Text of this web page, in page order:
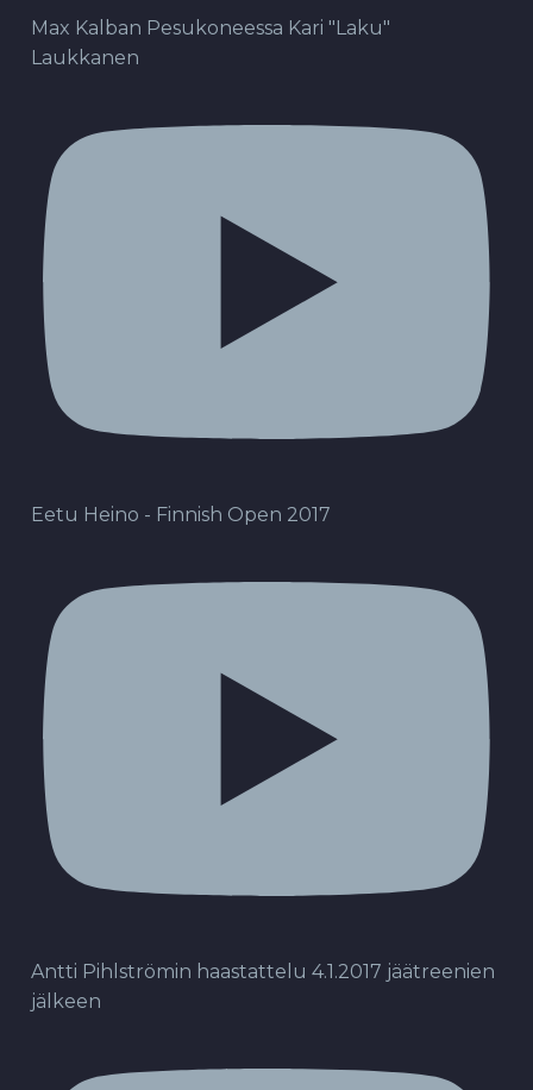
Max Kalban Pesukoneessa Kari "Laku"
Laukkanen
Eetu Heino - Finnish Open 2017
Antti Pihlströmin haastattelu 4.1.2017 jäätreenien
jälkeen